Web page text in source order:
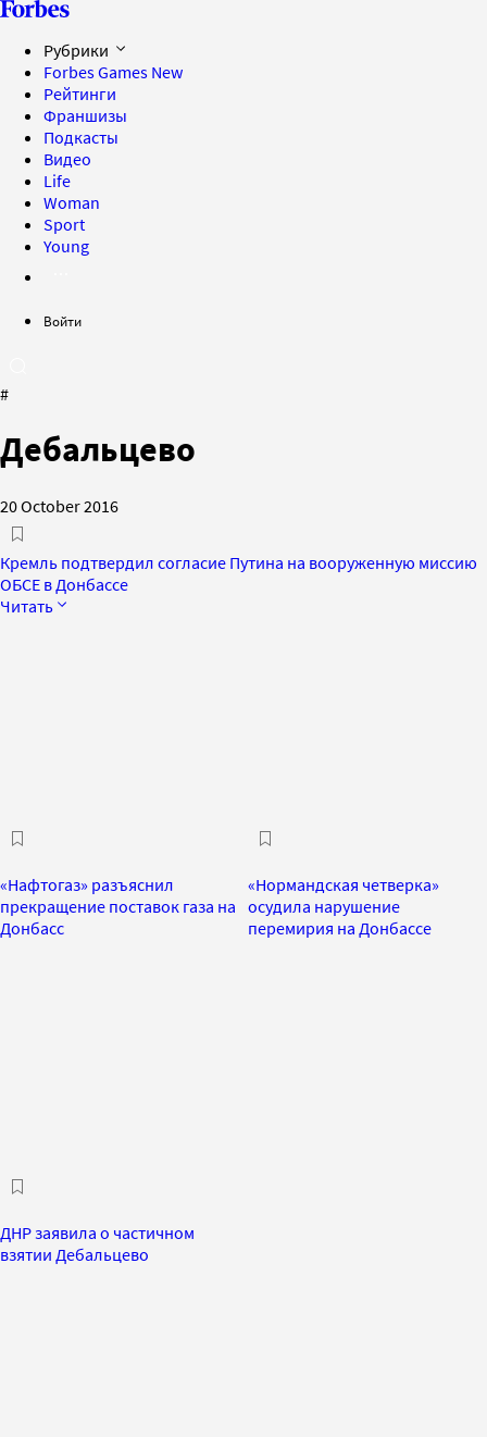
Рубрики
Forbes Games New
Рейтинги
Франшизы
Подкасты
Видео
Life
Woman
Sport
Young
Войти
#
Дебальцево
20 October 2016
Кремль подтвердил согласие Путина на вооруженную миссию
ОБСЕ в Донбассе
Читать
«Нафтогаз» разъяснил
прекращение поставок газа на
Донбасс
«Нормандская четверка»
осудила нарушение
перемирия на Донбассе
ДНР заявила о частичном
взятии Дебальцево